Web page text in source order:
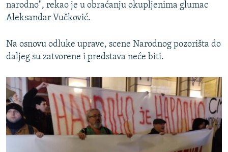
narodno", rekao je u obraćanju okupljenima glumac
Aleksandar Vučković.
Na osnovu odluke uprave, scene Narodnog pozorišta do
daljeg su zatvorene i predstava neće biti.